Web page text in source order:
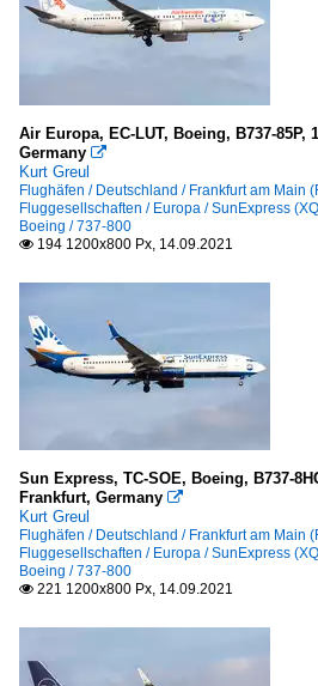
Air Europa, EC-LUT, Boeing, B737-85P,
Germany 
Kurt Greul
Flughäfen / Deutschland / Frankfurt am Main
Fluggesellschaften / Europa / SunExpress
Boeing / 737-800
 194 1200x800 Px, 14.09.2021
Sun Express, TC-SOE, Boeing, B737-
Frankfurt, Germany 
Kurt Greul
Flughäfen / Deutschland / Frankfurt am Main
Fluggesellschaften / Europa / SunExpress
Boeing / 737-800
 221 1200x800 Px, 14.09.2021